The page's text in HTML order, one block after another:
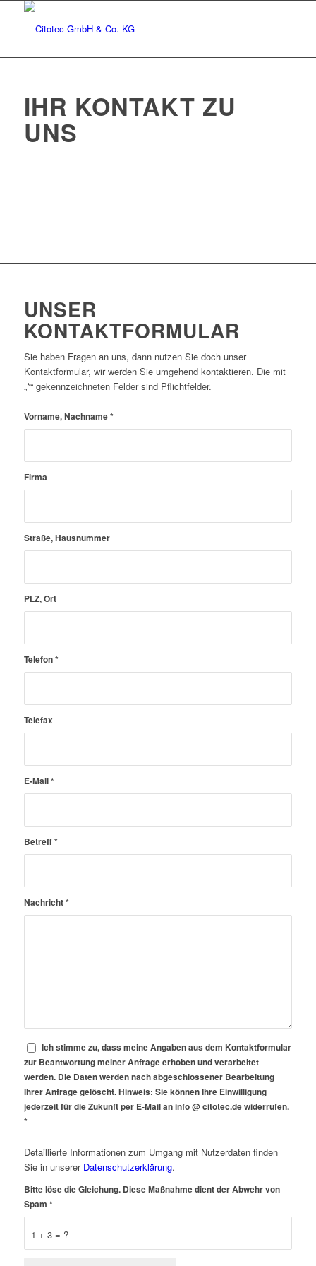
IHR KONTAKT ZU
UNS
UNSER
KONTAKTFORMULAR
Sie haben Fragen an uns, dann nutzen Sie doch unser
Kontaktformular, wir werden Sie umgehend kontaktieren. Die mit
„*“ gekennzeichneten Felder sind Pflichtfelder.
Vorname, Nachname*
Firma
Straße, Hausnummer
PLZ, Ort
Telefon*
Telefax
E-Mail*
Betreff*
Nachricht*
Ich stimme zu, dass meine Angaben aus dem Kontaktformular
zur Beantwortung meiner Anfrage erhoben und verarbeitet
werden. Die Daten werden nach abgeschlossener Bearbeitung
Ihrer Anfrage gelöscht. Hinweis: Sie können Ihre Einwilligung
jederzeit für die Zukunft per E-Mail an info @ citotec.de widerrufen.
*
Detaillierte Informationen zum Umgang mit Nutzerdaten finden
Sie in unserer Datenschutzerklärung.
1 + 3 = ?
Bitte löse die Gleichung. Diese Maßnahme dient der Abwehr von
Spam *